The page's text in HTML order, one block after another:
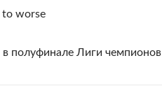
to worse
полуфинале Лиги чемпионов